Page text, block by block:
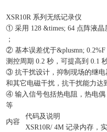
XSR10R 系列无纸记录仪
① 采用 128 &times; 64 点阵液
；
② 基本误差优于&plusmn; 0.2%F
测控周期 0.2 秒，可提高到 0.1
③ 抗干扰设计，抑制现场的继
和其它电磁干扰，抗干扰能力达
④ 输入信号包括热电阻，热电
等
内容
代码及说明
XSR10R/ 4M 记录内存，